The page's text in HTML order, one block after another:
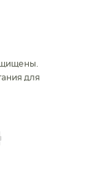
для